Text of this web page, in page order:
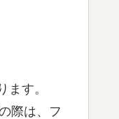
す。
際は、フ